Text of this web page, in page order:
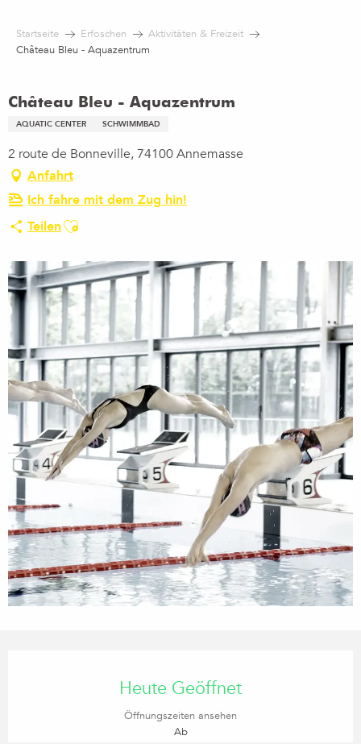
contenu
Startseite Erfoschen
Aktivitäten & Freizeit
Château Bleu - Aquazentrum
Château Bleu - Aquazentrum
AQUATIC CENTER SCHWIMMBAD
2 route de Bonneville, 74100 Annemasse
Anfahrt
Ich fahre mit dem Zug hin!
TeilenAjouter aux favoris
Heute Geöffnet
Öffnungszeiten ansehen
Ab